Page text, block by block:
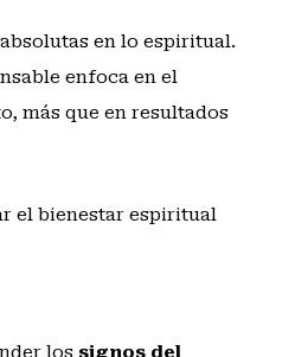
en lo espiritual.
enfoca en el
más que en resultados
el bienestar espiritual
los signos del